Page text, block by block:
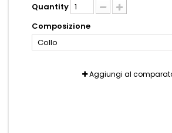
Quantity
Composizione
Collo
Aggiungi al